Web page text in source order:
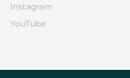
Instagram
YouTube